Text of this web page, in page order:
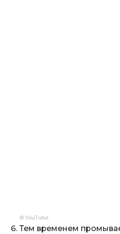
© YouTube
Тем временем